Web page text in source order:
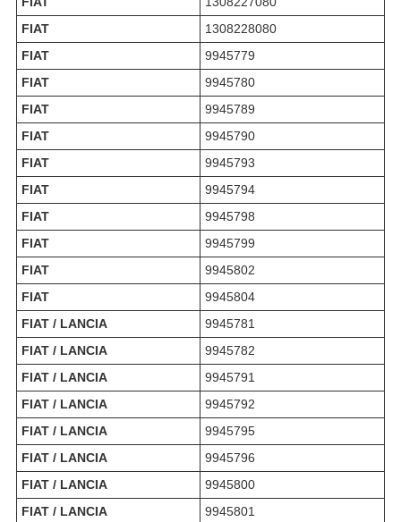
FIAT
1308228080
FIAT
9945779
FIAT
9945780
FIAT
9945789
FIAT
9945790
FIAT
9945793
FIAT
9945794
FIAT
9945798
FIAT
9945799
FIAT
9945802
FIAT
9945804
FIAT / LANCIA
9945781
FIAT / LANCIA
9945782
FIAT / LANCIA
9945791
FIAT / LANCIA
9945792
FIAT / LANCIA
9945795
FIAT / LANCIA
9945796
FIAT / LANCIA
9945800
FIAT / LANCIA
9945801